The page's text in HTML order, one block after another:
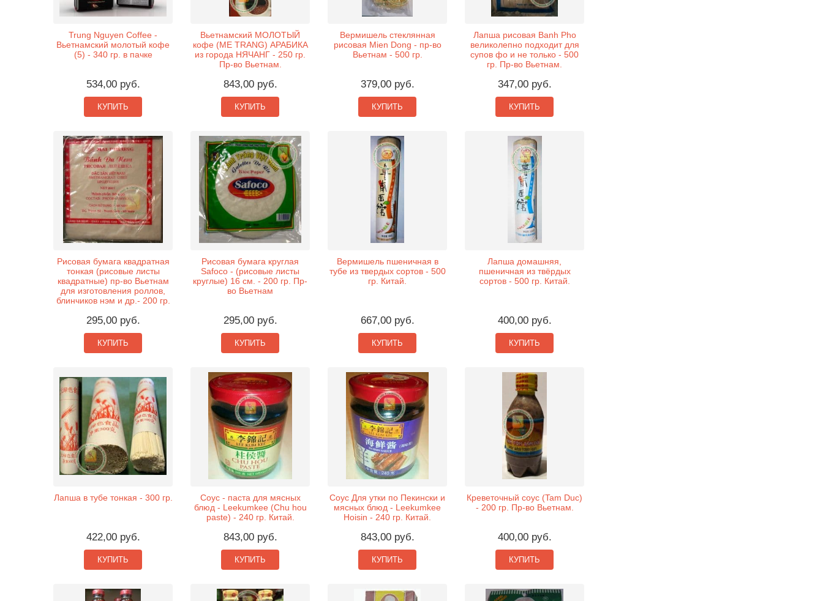
Trung Nguyen Coffee -
Вьетнамский молотый кофе
(5) - 340 гр. в пачке
534,00 руб.
КУПИТЬ
Вьетнамский МОЛОТЫЙ
кофе (ME TRANG) АРАБИКА
из города НЯЧАНГ - 250 гр.
Пр-во Вьетнам.
843,00 руб.
КУПИТЬ
Вермишель стеклянная
рисовая Mien Dong - пр-во
Вьетнам - 500 гр.
379,00 руб.
КУПИТЬ
Лапша рисовая Banh Pho
великолепно подходит для
супов фо и не только - 500
гр. Пр-во Вьетнам.
347,00 руб.
КУПИТЬ
Рисовая бумага квадратная
тонкая (рисовые листы
квадратные) пр-во Вьетнам
для изготовления роллов,
блинчиков нэм и др.- 200 гр.
295,00 руб.
КУПИТЬ
Рисовая бумага круглая
Safoco - (рисовые листы
круглые) 16 см. - 200 гр. Пр-
во Вьетнам
295,00 руб.
КУПИТЬ
Вермишель пшеничная в
тубе из твердых сортов - 500
гр. Китай.
667,00 руб.
КУПИТЬ
Лапша домашняя,
пшеничная из твёрдых
сортов - 500 гр. Китай.
400,00 руб.
КУПИТЬ
Лапша в тубе тонкая - 300 гр.
422,00 руб.
КУПИТЬ
Соус - паста для мясных
блюд - Leekumkee (Chu hou
paste) - 240 гр. Китай.
843,00 руб.
КУПИТЬ
Соус Для утки по Пекински и
мясных блюд - Leekumkee
Hoisin - 240 гр. Китай.
843,00 руб.
КУПИТЬ
Креветочный соус (Tam Duc)
- 200 гр. Пр-во Вьетнам.
400,00 руб.
КУПИТЬ